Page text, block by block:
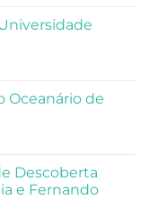
Oceanário de
Descoberta
e Fernando